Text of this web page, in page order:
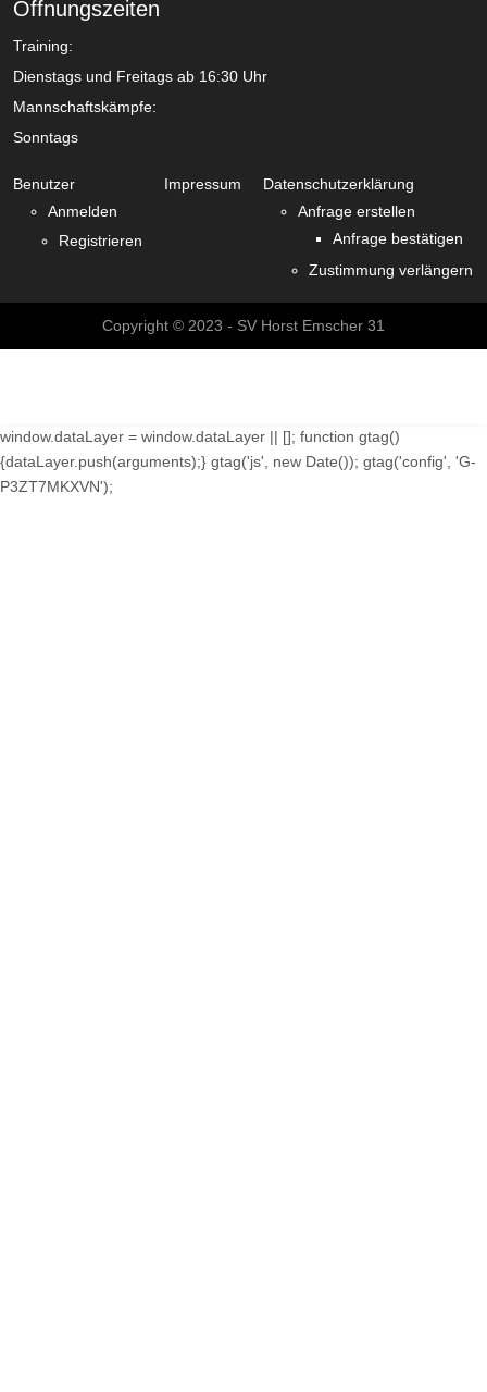
Öffnungszeiten
Training:
Dienstags und Freitags ab 16:30 Uhr
Mannschaftskämpfe:
Sonntags
Benutzer
Anmelden
Registrieren
Impressum
Datenschutzerklärung
Anfrage erstellen
Anfrage bestätigen
Zustimmung verlängern
Copyright © 2023 - SV Horst Emscher 31
window.dataLayer = window.dataLayer || []; function gtag()
{dataLayer.push(arguments);} gtag('js', new Date()); gtag('config', 'G-
P3ZT7MKXVN');